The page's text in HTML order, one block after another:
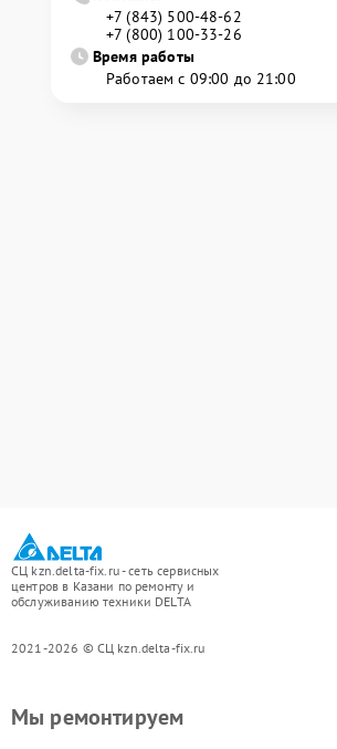
+7 (843) 500-48-62
+7 (800) 100-33-26
Время работы
Работаем с 09:00 до 21:00
СЦ kzn.delta-fix.ru - сеть сервисных
центров в Казани по ремонту и
обслуживанию техники DELTA
2021-2026 © СЦ kzn.delta-fix.ru
Мы ремонтируем